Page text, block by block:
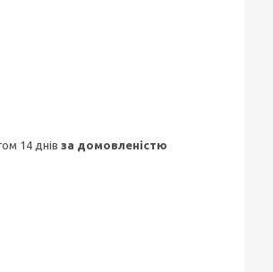
14 днів за домовленістю